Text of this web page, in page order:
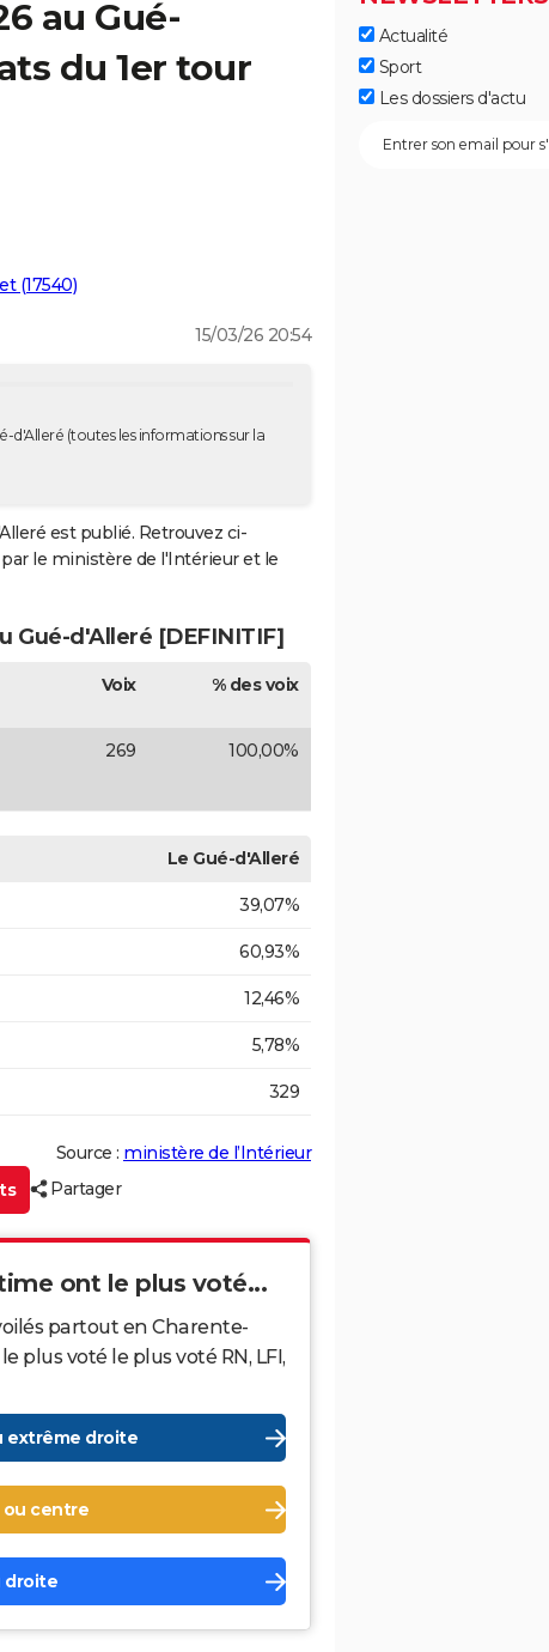
au Gué-
du 1er tour
(17540)
15/03/26 20:54
d'Alleré (toutes les informations sur la
est publié. Retrouvez ci-
le ministère de l'Intérieur et le
Gué-d'Alleré [DEFINITIF]
Voix % des voix
269 100,00%
Le Gué-d'Alleré
39,07%
60,93%
12,46%
5,78%
329
Source : ministère de l’Intérieur
Partager
ont le plus voté...
partout en Charente-
plus voté le plus voté RN, LFI,
extrême droite
ou centre
droite
Actualité
Sport
Les dossiers d'actu